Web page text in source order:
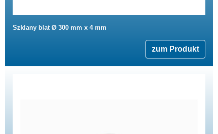
Szklany blat Ø 300 mm x 4 mm
zum Produkt